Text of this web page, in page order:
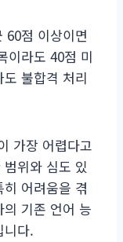
60점 이상이면
이라도 40점 미
불합격 처리
가장 어렵다고
위와 심도 있
어려움을 겪
기존 언어 능
니다.